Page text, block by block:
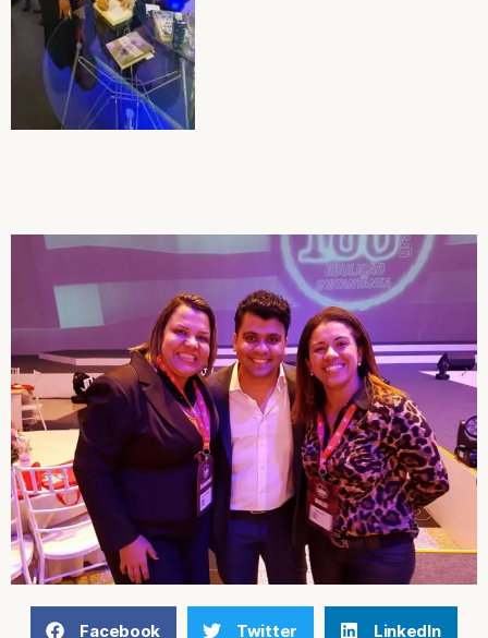
Facebook Twitter LinkedIn